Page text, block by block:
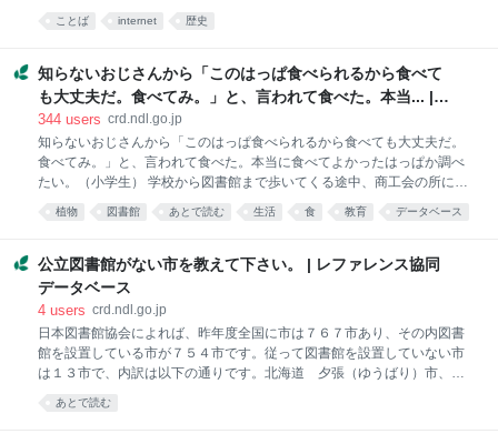
る資料はあるでしょうか。 『日本国語大辞典 第９巻』日本国語大辞典第
二版編集委員会、小学館国語辞典編集部編 小学館 2001 ｐ.1035「と
うことば。＊落語・情死の情死（1896）〈四代目橘家円喬〉「生きて居
たって生甲斐の無い身躰、豆腐の角へ頭を打付（ぶつ）けて死んで仕舞
ふ方が好いんだ」」とあります。 ｐ.1034「豆腐」の項に、食べ物の豆
語」とあります。 『落語演目・用語事典』稲田和浩編 日外アソシエー
ツ 2021 p.269「とうふのかどにあたまぶつけてしんじまえ」の項
ことば internet 歴史
知らないおじさんから「このはっぱ食べられるから食べて
も大丈夫だ。食べてみ。」と、言われて食べた。本当... |
レファレンス協同データベース
344 users crd.ndl.go.jp
知らないおじさんから「このはっぱ食べられるから食べても大丈夫だ。
食べてみ。」と、言われて食べた。本当に食べてよかったはっぱか調べ
たい。（小学生） 学校から図書館まで歩いてくる途中、商工会の所に生
えていたはっぱを食べたとのことで、一緒に現場を確認。 はっぱの茎の
中を食べたと、実物のはっぱを教えてもらった。（おじさんが食べられ
5名）だったので児童書を中心に調査した。 『ニューワイド学研の図鑑
植物』志村隆/編集 学習研究社 2006年 470 P56「エゾノギシギシ
（ヒロハギシギシ）」の項 「多年草 60～120㎝ ギシギシにくらべ
と地上部分がかれて、地下けいや根が生きのこり、よく年の春になると
これらの部分から新しい葉やくきがでてくる植物のことです。」 『散歩
しな
植物 図書館 あとで読む 生活 食 教育 データベース
公立図書館がない市を教えて下さい。 | レファレンス協同
データベース
4 users crd.ndl.go.jp
日本図書館協会によれば、昨年度全国に市は７６７市あり、その内図書
館を設置している市が７５４市です。従って図書館を設置していない市
は１３市で、内訳は以下の通りです。北海道 夕張（ゆうばり）市、青
森県 つがる市 黒石（くろいし）市、茨城県 桜川（さくらがわ）
市、栃木県足利（あしかが）市（県立の分館あり）、千葉県 富津（ふ
あとで読む